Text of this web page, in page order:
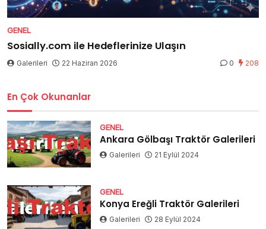
GENEL
Sosially.com ile Hedeflerinize Ulaşın
Galerileri 22 Haziran 2026 0 208
En Çok Okunanlar
GENEL
Ankara Gölbaşı Traktör Galerileri
Galerileri 21 Eylül 2024
GENEL
Konya Ereğli Traktör Galerileri
Galerileri 28 Eylül 2024